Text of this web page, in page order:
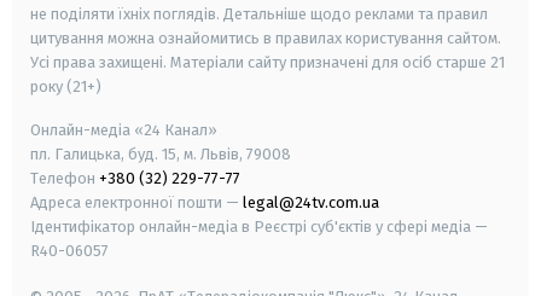
не поділяти їхніх поглядів. Детальніше щодо реклами та правил
цитування можна ознайомитись в правилах користування сайтом.
Усі права захищені. Матеріали сайту призначені для осіб старше 21
року (21+)
Онлайн-медіа «24 Канал»
пл. Галицька, буд. 15, м. Львів, 79008
Телефон +380 (32) 229-77-77
Адреса електронної пошти — legal@24tv.com.ua
Ідентифікатор онлайн-медіа в Реєстрі суб'єктів у сфері медіа —
R40-06057